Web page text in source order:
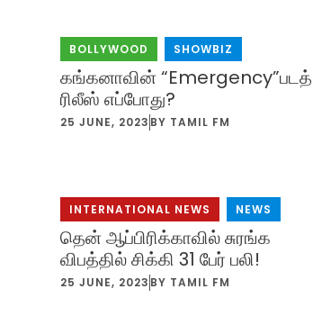
BOLLYWOOD SHOWBIZ
கங்கனாவின்
ரிலீஸ் எப்போது?
25 JUNE, 2023 BY TAMIL FM
INTERNATIONAL NEWS NEWS
தென் ஆப்பிரிக்காவில் சுரங்க
விபத்தில் சிக்கி 31 பேர் பலி!
25 JUNE, 2023 BY TAMIL FM